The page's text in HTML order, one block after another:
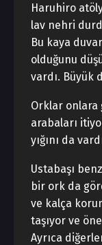
Haruhiro
lav nehri
Bu kaya
olduğunu
vardı. Büyük
Orklar onlara
arabaları
yığını da
Ustabaşı
bir ork da
ve kalça
taşıyor ve
Ayrıca